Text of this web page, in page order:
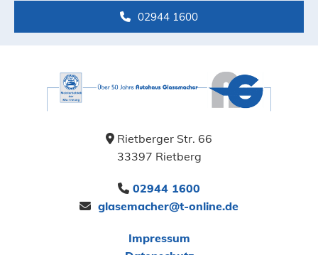
02944 1600
 Rietberger Str. 66
33397 Rietberg
 02944 1600
 glasemacher@t-online.de
Impressum